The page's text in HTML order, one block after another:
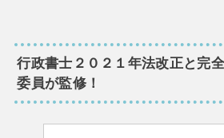
行政書士２０２１年法改正と完
委員が監修！